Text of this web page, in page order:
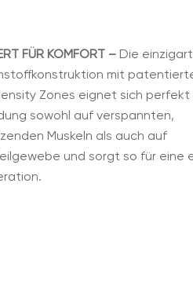
FÜR KOMFORT – Die
mit
Zones eignet sich perfekt
sowohl auf verspannten,
Muskeln als auch auf
und sorgt so für eine